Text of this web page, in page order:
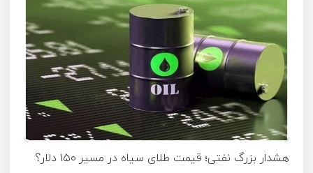
هشدار بزرگ نفتی؛ قیمت طلای سیاه در مسیر ۱۵۰ دلار؟